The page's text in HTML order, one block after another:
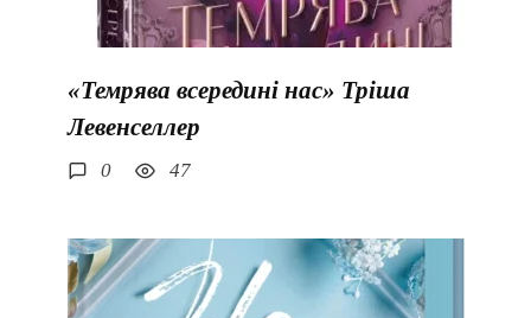
«Темрява всередині нас» Тріша
Левенселлер
0 47